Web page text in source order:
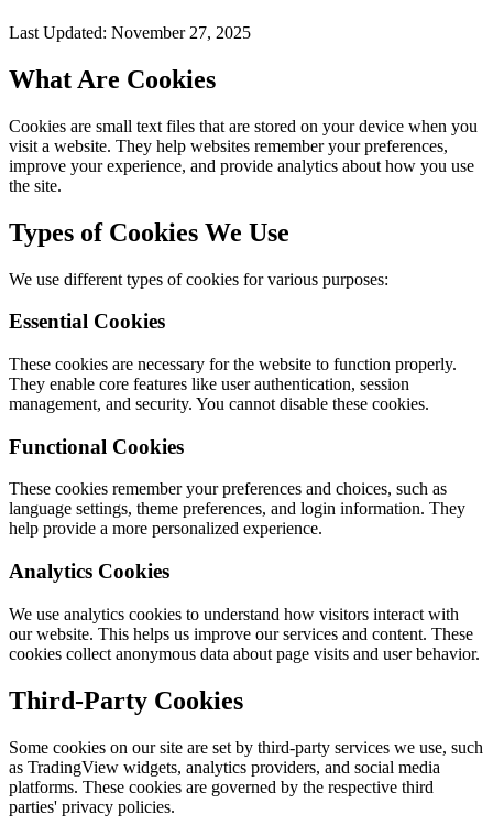
Last Updated: November 27, 2025
What Are Cookies
Cookies are small text files that are stored on your device when you
visit a website. They help websites remember your preferences,
improve your experience, and provide analytics about how you use
the site.
Types of Cookies We Use
We use different types of cookies for various purposes:
Essential Cookies
These cookies are necessary for the website to function properly.
They enable core features like user authentication, session
management, and security. You cannot disable these cookies.
Functional Cookies
These cookies remember your preferences and choices, such as
language settings, theme preferences, and login information. They
help provide a more personalized experience.
Analytics Cookies
We use analytics cookies to understand how visitors interact with
our website. This helps us improve our services and content. These
cookies collect anonymous data about page visits and user behavior.
Third-Party Cookies
Some cookies on our site are set by third-party services we use, such
as TradingView widgets, analytics providers, and social media
platforms. These cookies are governed by the respective third
parties' privacy policies.